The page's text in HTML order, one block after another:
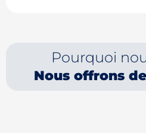
Pourquoi
Nous offrons